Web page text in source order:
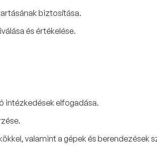
biztosítása.
és értékelése.
intézkedések elfogadása.
valamint a gépek és berendezések